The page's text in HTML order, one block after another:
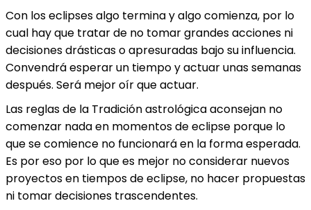
Con los eclipses algo termina y algo comienza, por lo
cual hay que tratar de no tomar grandes acciones ni
decisiones drásticas o apresuradas bajo su influencia.
Convendrá esperar un tiempo y actuar unas semanas
después. Será mejor oír que actuar.
Las reglas de la Tradición astrológica aconsejan no
comenzar nada en momentos de eclipse porque lo
que se comience no funcionará en la forma esperada.
Es por eso por lo que es mejor no considerar nuevos
proyectos en tiempos de eclipse, no hacer propuestas
ni tomar decisiones trascendentes.